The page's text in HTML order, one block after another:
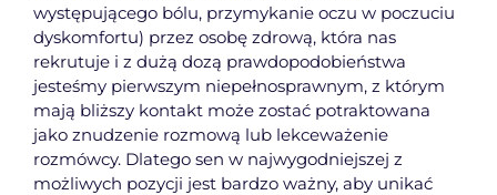
występującego bólu, przymykanie oczu w poczuciu
dyskomfortu) przez osobę zdrową, która nas
rekrutuje i z dużą dozą prawdopodobieństwa
jesteśmy pierwszym niepełnosprawnym, z którym
mają bliższy kontakt może zostać potraktowana
jako znudzenie rozmową lub lekceważenie
rozmówcy. Dlatego sen w najwygodniejszej z
możliwych pozycji jest bardzo ważny, aby unikać